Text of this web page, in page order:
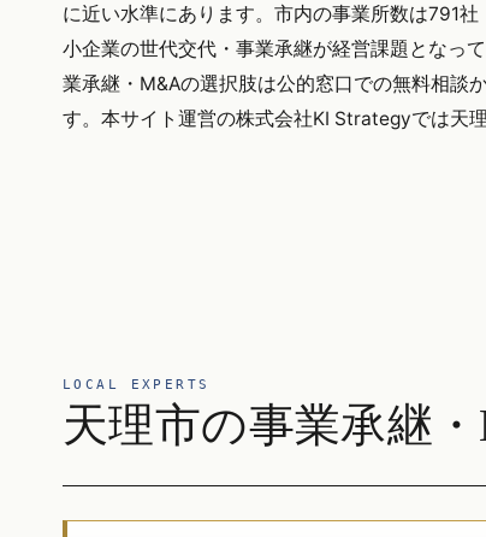
に近い水準にあります。市内の事業所数は791
小企業の世代交代・事業承継が経営課題となっ
業承継・M&Aの選択肢は公的窓口での無料相談
す。本サイト運営の株式会社KI Strategyでは天
LOCAL EXPERTS
天理市の事業承継